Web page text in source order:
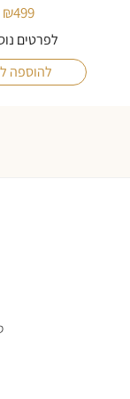
₪499
לפרטים
להוספה